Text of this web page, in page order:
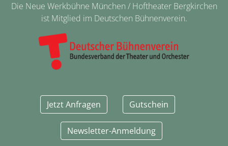
Die Neue Werkbühne München / Hoftheater Bergkirchen
ist Mitglied im Deutschen Bühnenverein.
Jetzt Anfragen Gutschein
Newsletter-Anmeldung